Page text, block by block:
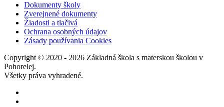
Dokumenty školy
Zverejnené dokumenty
Žiadosti a tlačivá
Ochrana osobných údajov
Zásady používania Cookies
Copyright © 2020 - 2026 Základná škola s materskou školou v
Pohorelej.
Všetky práva vyhradené.